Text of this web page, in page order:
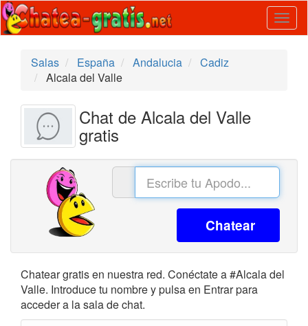
Salas
España Andalucia
Cadiz
Alcala del Valle
Chat de Alcala del Valle
gratis
Chatear
Chatear gratis en nuestra red. Conéctate a #Alcala del
Valle. Introduce tu nombre y pulsa en Entrar para
acceder a la sala de chat.